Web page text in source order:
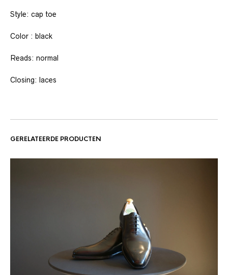
Style: cap toe
Color : black
Reads: normal
Closing: laces
GERELATEERDE PRODUCTEN